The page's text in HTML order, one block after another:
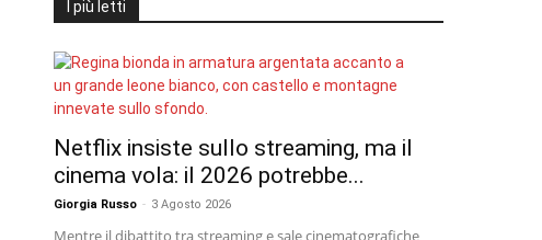
I più letti
Netflix insiste sullo streaming, ma il
cinema vola: il 2026 potrebbe...
Giorgia Russo - 3 Agosto 2026
Mentre il dibattito tra streaming e sale cinematografiche